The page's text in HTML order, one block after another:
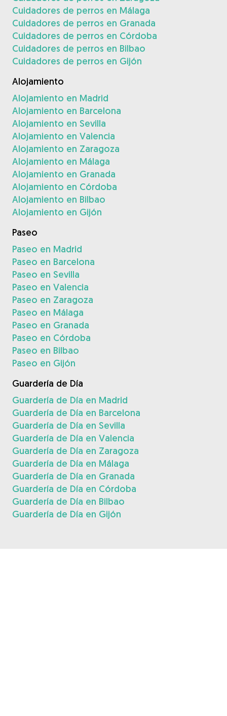
Cuidadores de perros en Málaga
Cuidadores de perros en Granada
Cuidadores de perros en Córdoba
Cuidadores de perros en Bilbao
Cuidadores de perros en Gijón
Alojamiento
Alojamiento en Madrid
Alojamiento en Barcelona
Alojamiento en Sevilla
Alojamiento en Valencia
Alojamiento en Zaragoza
Alojamiento en Málaga
Alojamiento en Granada
Alojamiento en Córdoba
Alojamiento en Bilbao
Alojamiento en Gijón
Paseo
Paseo en Madrid
Paseo en Barcelona
Paseo en Sevilla
Paseo en Valencia
Paseo en Zaragoza
Paseo en Málaga
Paseo en Granada
Paseo en Córdoba
Paseo en Bilbao
Paseo en Gijón
Guardería de Día
Guardería de Día en Madrid
Guardería de Día en Barcelona
Guardería de Día en Sevilla
Guardería de Día en Valencia
Guardería de Día en Zaragoza
Guardería de Día en Málaga
Guardería de Día en Granada
Guardería de Día en Córdoba
Guardería de Día en Bilbao
Guardería de Día en Gijón